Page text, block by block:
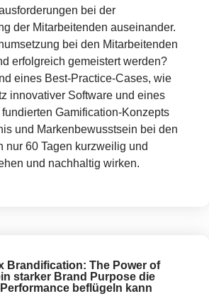
bei der
der Mitarbeitenden auseinander.
bei den Mitarbeitenden
erfolgreich gemeistert werden?
eines Best-Practice-Cases, wie
innovativer Software und eines
Gamification-Konzepts
und Markenbewusstsein bei den
nur 60 Tagen kurzweilig und
und nachhaltig wirken.
Brandification: The Power of
starker Brand Purpose die
beflügeln kann